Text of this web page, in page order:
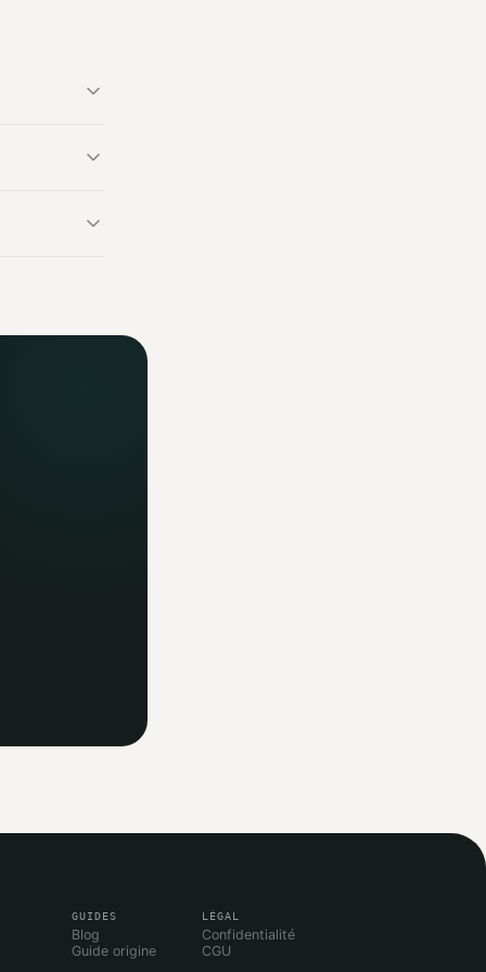
GUIDES
Blog
Guide origine
LÉGAL
Confidentialité
CGU